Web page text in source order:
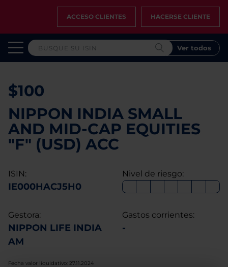
ACCESO CLIENTES HACERSE CLIENTE
Ver todos
$100
NIPPON INDIA SMALL
AND MID-CAP EQUITIES
"F" (USD) ACC
ISIN:
IE000HACJ5H0
Nivel de riesgo:
Gestora:
NIPPON LIFE INDIA
AM
Gastos corrientes:
-
Fecha valor liquidativo: 27.11.2024